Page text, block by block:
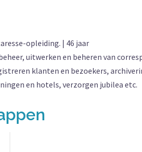
opleiding. | 46 jaar
uitwerken en beheren van
klanten en bezoekers,
en hotels, verzorgen jubilea etc.